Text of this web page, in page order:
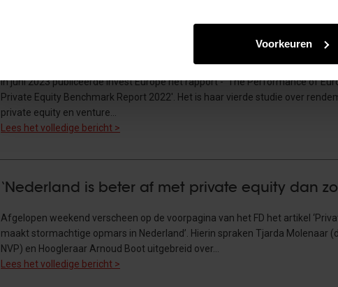
Voorkeuren
The Performance of European Private Equity
In juni 2023 publiceerde Invest Europe het rapport - 'The Performance of
Private Equity Benchmark Report 2022'. Het is haar vierde studie over
private equity en venture…
Lees het volledige bericht >
‘Nederland is beter af met private equity dan
Afgelopen weekend verscheen op de voorpagina van het FD het artikel
maakt stormachtige opmars in Nederland’. Hierin spraken Tjarda Molenaar
NVP) en Hoogleraar Arnoud Boot uitgebreid over…
Lees het volledige bericht >